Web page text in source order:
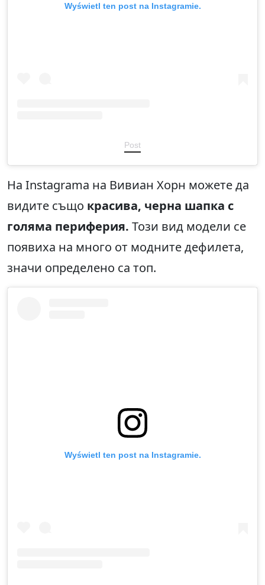
Wyświetl ten post na Instagramie.
Post
На Instagramа на Вивиан Хорн можете да
видите също красива, черна шапка с
голяма периферия. Този вид модели се
появиха на много от модните дефилета,
значи определено са топ.
Wyświetl ten post na Instagramie.